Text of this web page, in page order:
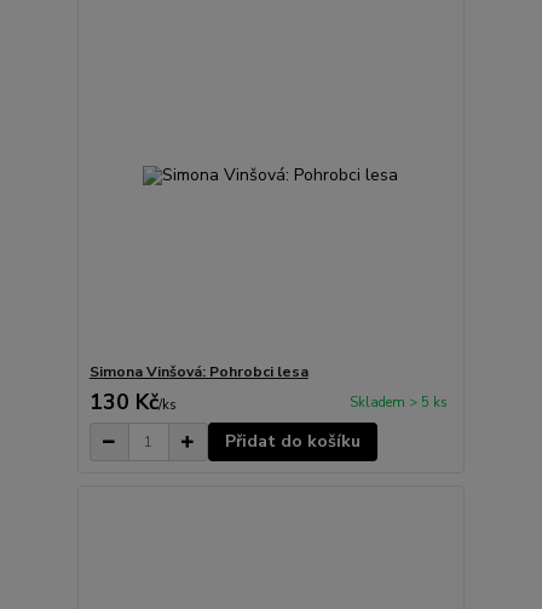
Simona Vinšová: Pohrobci lesa
130 Kč/ks Skladem > 5 ks
Přidat do košíku